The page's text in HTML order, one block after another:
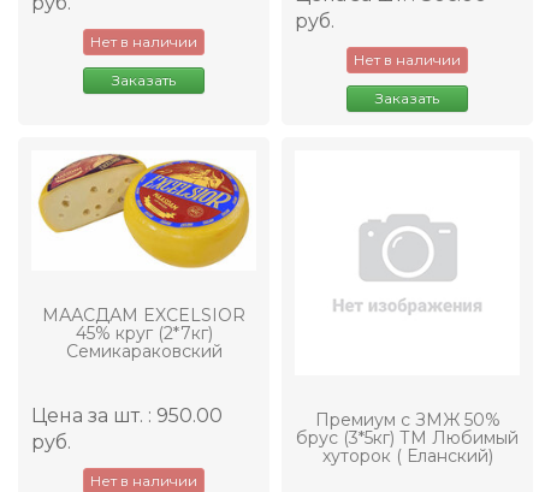
Нет в наличии
Заказать
руб.
Нет в наличии
Заказать
МААСДАМ EXCELSIOR
45% круг (2*7кг)
Семикараковский
Цена за шт. : 950.00
руб.
Нет в наличии
Премиум с ЗМЖ 50%
брус (3*5кг) ТМ Любимый
хуторок ( Еланский)